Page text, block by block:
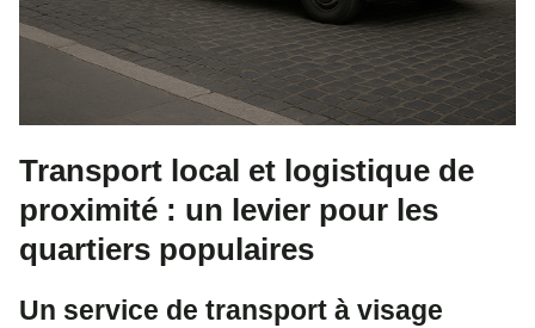
Transport local et logistique de
proximité : un levier pour les
quartiers populaires
Un service de transport à visage